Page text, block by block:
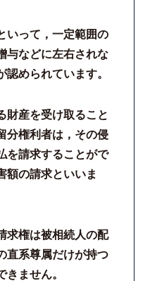
いって，一定範囲の
与などに左右されな
められています。
財産を受け取ること
分権利者は，その侵
を請求することがで
額の請求といいま
求権は被相続人の配
直系尊属だけが持つ
きません。